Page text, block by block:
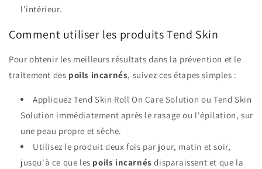
l'intérieur.
Comment utiliser les produits Tend Skin
Pour obtenir les meilleurs résultats dans la prévention et le
traitement des poils incarnés, suivez ces étapes simples :
Appliquez Tend Skin Roll On Care Solution ou Tend Skin
Solution immédiatement après le rasage ou l'épilation, sur
une peau propre et sèche.
Utilisez le produit deux fois par jour, matin et soir,
jusqu'à ce que les poils incarnés disparaissent et que la